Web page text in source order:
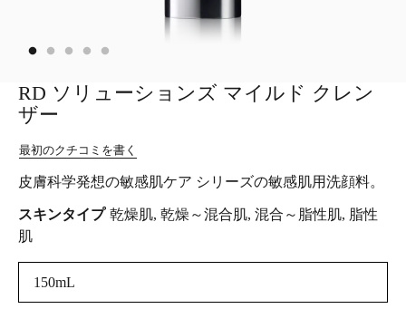
RD ソリューションズ マイルド クレン
ザー
最初のクチコミを書く
皮膚科学発想の敏感肌ケア シリーズの敏感肌用洗顔料。
スキンタイプ 乾燥肌, 乾燥～混合肌, 混合～脂性肌, 脂性
肌
150mL